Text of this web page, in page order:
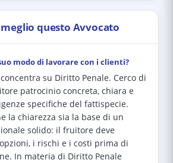
questo Avvocato
modo di lavorare con i clienti?
su Diritto Penale. Cerco di
patrocinio concreta, chiara e
specifiche del fattispecie.
la chiarezza sia la base di un
solido: il fruitore deve
i rischi e i costi prima di
In materia di Diritto Penale